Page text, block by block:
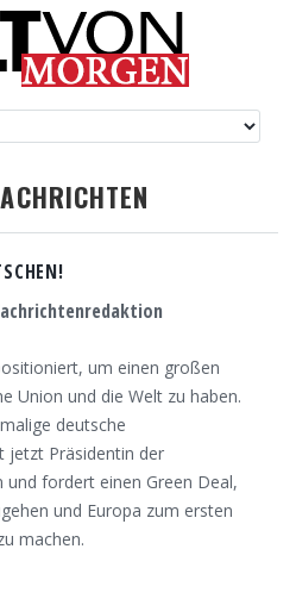
um einen großen
Union und die Welt zu haben.
deutsche
jetzt Präsidentin der
und fordert einen Green Deal,
und Europa zum ersten
machen.